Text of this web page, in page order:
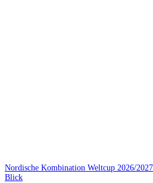
Nordische Kombination Weltcup 2026/
Blick